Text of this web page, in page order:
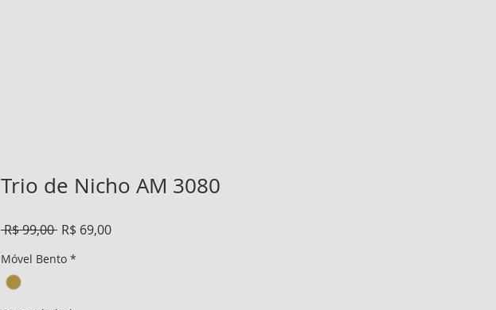
Trio de Nicho AM 3080
R$ 99,00 Preço
R$ 69,00Preço
Móvel Bento *